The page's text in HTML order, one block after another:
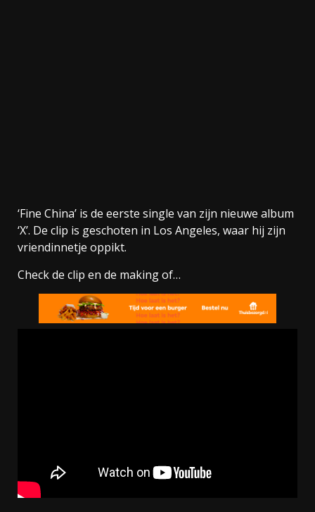
‘Fine China’ is de eerste single van zijn nieuwe album
‘X’. De clip is geschoten in Los Angeles, waar hij zijn
vriendinnetje oppikt.
Check de clip en de making of…